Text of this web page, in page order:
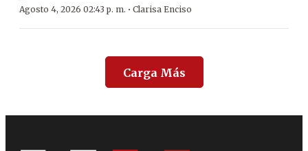
Agosto 4, 2026 02:43 p. m. · Clarisa Enciso
Carga Más